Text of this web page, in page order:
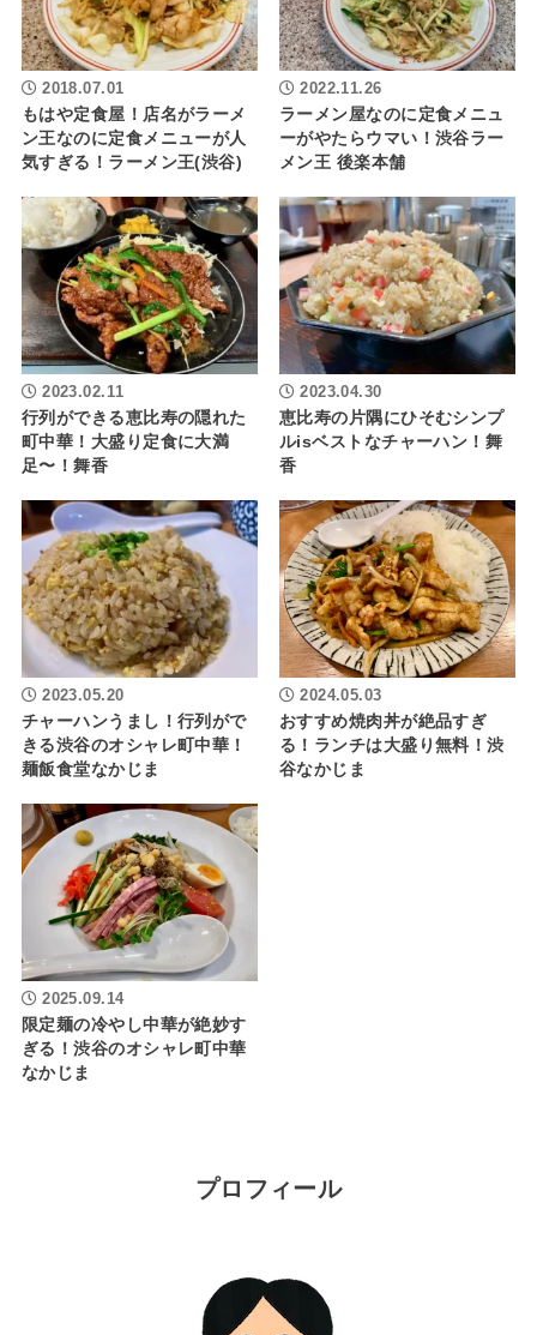
2018.07.01
もはや定食屋！店名がラーメ
ン王なのに定食メニューが人
気すぎる！ラーメン王(渋谷)
2022.11.26
ラーメン屋なのに定食メニュ
ーがやたらウマい！渋谷ラー
メン王 後楽本舗
2023.02.11
行列ができる恵比寿の隠れた
町中華！大盛り定食に大満
足〜！舞香
2023.04.30
恵比寿の片隅にひそむシンプ
ルisベストなチャーハン！舞
香
2023.05.20
チャーハンうまし！行列がで
きる渋谷のオシャレ町中華！
麺飯食堂なかじま
2024.05.03
おすすめ焼肉丼が絶品すぎ
る！ランチは大盛り無料！渋
谷なかじま
2025.09.14
限定麺の冷やし中華が絶妙す
ぎる！渋谷のオシャレ町中華
なかじま
プロフィール